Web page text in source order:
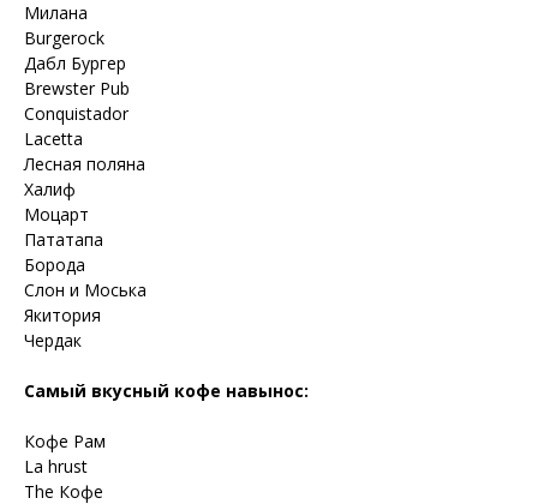
Милана
Burgerock
Дабл Бургер
Brewster Pub
Conquistador
Lacetta
Лесная поляна
Халиф
Моцарт
Пататапа
Борода
Слон и Моська
Якитория
Чердак
Самый вкусный кофе навынос:
Кофе Рам
La hrust
The Кофе